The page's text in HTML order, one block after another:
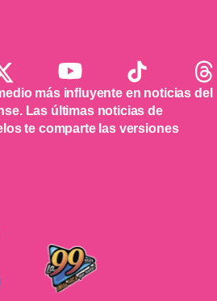
más influyente en noticias del
Las últimas noticias de
te comparte las versiones